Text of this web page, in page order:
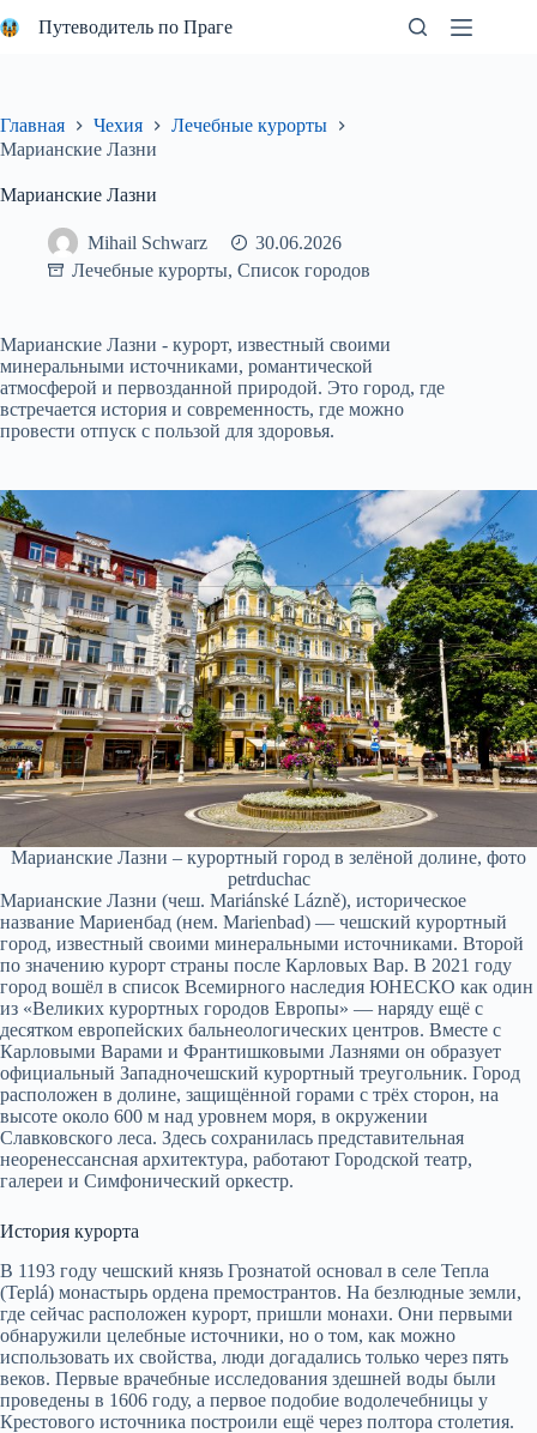
к
Путеводитель по Праге
Главная Чехия
Лечебные курорты
Марианские Лазни
Марианские Лазни
Mihail Schwarz
30.06.2026
Лечебные курорты, Список городов
Марианские Лазни - курорт, известный своими
минеральными источниками, романтической
атмосферой и первозданной природой. Это город, где
встречается история и современность, где можно
провести отпуск с пользой для здоровья.
Марианские Лазни – курортный город в зелёной долине, фото
petrduchac
Марианские Лазни (чеш. Mariánské Lázně), историческое
название Мариенбад (нем. Marienbad) — чешский курортный
город, известный своими минеральными источниками. Второй
по значению курорт страны после Карловых Вар. В 2021 году
город вошёл в список Всемирного наследия ЮНЕСКО как один
из «Великих курортных городов Европы» — наряду ещё с
десятком европейских бальнеологических центров. Вместе с
Карловыми Варами и Франтишковыми Лазнями он образует
официальный Западночешский курортный треугольник. Город
расположен в долине, защищённой горами с трёх сторон, на
высоте около 600 м над уровнем моря, в окружении
Славковского леса. Здесь сохранилась представительная
неоренессансная архитектура, работают Городской театр,
галереи и Симфонический оркестр.
История курорта
В 1193 году чешский князь Грознатой основал в селе Тепла
(Teplá) монастырь ордена премострантов. На безлюдные земли,
где сейчас расположен курорт, пришли монахи. Они первыми
обнаружили целебные источники, но о том, как можно
использовать их свойства, люди догадались только через пять
веков. Первые врачебные исследования здешней воды были
проведены в 1606 году, а первое подобие водолечебницы у
Крестового источника построили ещё через полтора столетия.